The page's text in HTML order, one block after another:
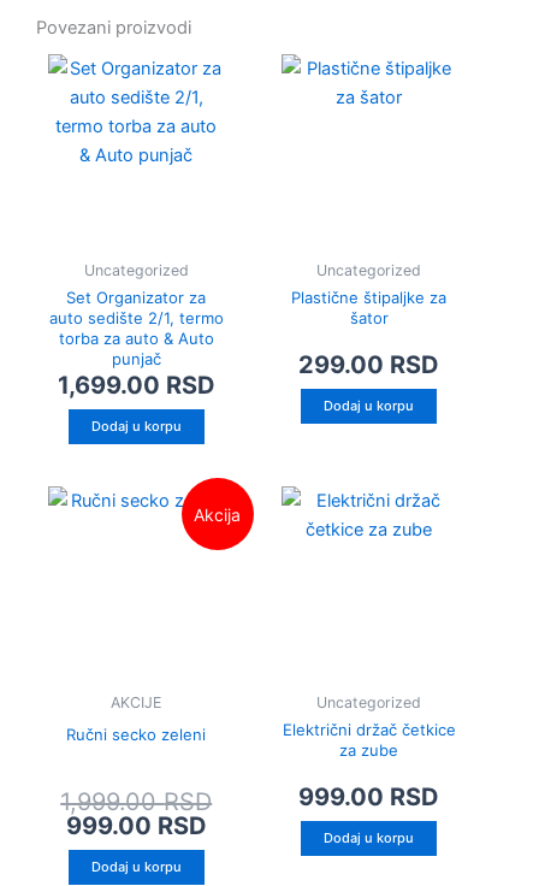
Povezani proizvodi
Uncategorized
Set Organizator za
auto sedište 2/1, termo
torba za auto & Auto
punjač
1,699.00 RSD
Dodaj u korpu
Uncategorized
Plastične štipaljke za
šator
299.00 RSD
Dodaj u korpu
Akcija
AKCIJE
Ručni secko zeleni
1,999.00RSD
Originalna
cena
je
999.00 RSD
Trenutna
cena
je:
Dodaj u korpu
Uncategorized
Električni držač četkice
za zube
999.00 RSD
Dodaj u korpu